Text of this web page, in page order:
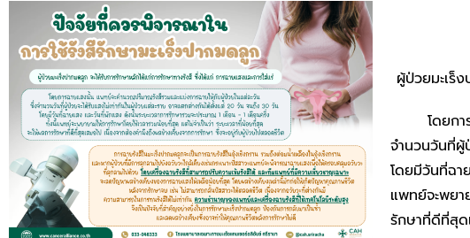
ผู้ป่วยมะเร็
โดยการฉ
จำนวนวันที่ผู้
โดยมีวันที่ฉา
แพทย์จะพยา
รักษาที่ดีที่สุด